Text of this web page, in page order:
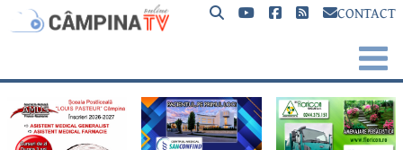
CONTACT